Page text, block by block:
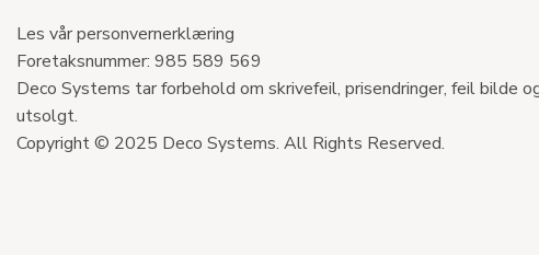
Les vår personvernerklæring
Foretaksnummer: 985 589 569
Deco Systems tar forbehold om skrivefeil, prisendringer, feil bilde
utsolgt.
Copyright © 2025 Deco Systems. All Rights Reserved.